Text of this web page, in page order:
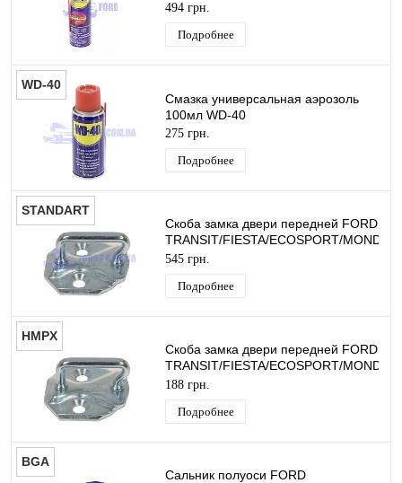
494 грн.
Подробнее
WD-40
Смазка универсальная аэрозоль
100мл WD-40
275 грн.
Подробнее
STANDART
Скоба замка двери передней FORD
TRANSIT/FIESTA/ECOSPORT/MONDEO
2008- STANDART
545 грн.
Подробнее
HMPX
Скоба замка двери передней FORD
TRANSIT/FIESTA/ECOSPORT/MONDEO
2008- HMPX
188 грн.
Подробнее
BGA
Сальник полуоси FORD